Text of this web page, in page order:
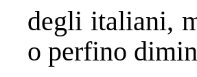
degli italiani,
o perfino